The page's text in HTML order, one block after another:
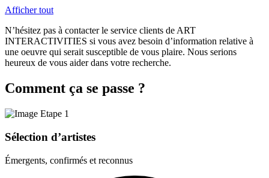
Afficher tout
N’hésitez pas à contacter le service clients de ART
INTERACTIVITIES si vous avez besoin d’information relative à
une oeuvre qui serait susceptible de vous plaire. Nous serions
heureux de vous aider dans votre recherche.
Comment ça se passe ?
Sélection d’artistes
Émergents, confirmés et reconnus